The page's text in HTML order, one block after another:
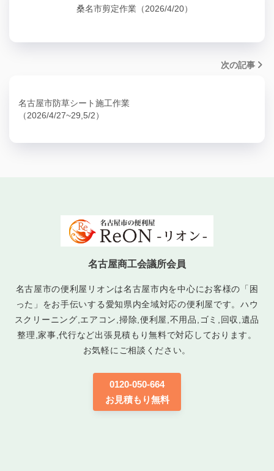
桑名市剪定作業（2026/4/20）
次の記事
名古屋市防草シート施工作業
（2026/4/27~29,5/2）
名古屋商工会議所会員
名古屋市の便利屋リオンは名古屋市内を中心にお客様の「困
った」をお手伝いする愛知県内全域対応の便利屋です。ハウ
スクリーニング,エアコン,掃除,便利屋,不用品,ゴミ,回収,遺品
整理,家事,代行など出張見積もり無料で対応しております。
お気軽にご相談ください。
0120-050-664
お見積もり無料